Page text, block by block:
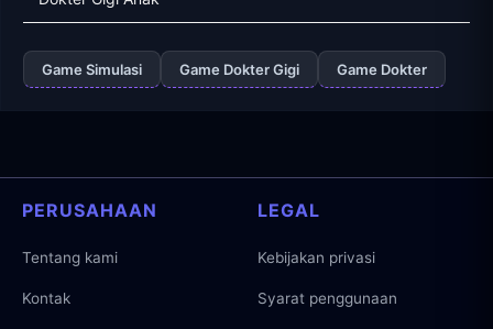
Game Simulasi Game Dokter Gigi Game Dokter
PERUSAHAAN
Tentang kami
Kontak
LEGAL
Kebijakan privasi
Syarat penggunaan